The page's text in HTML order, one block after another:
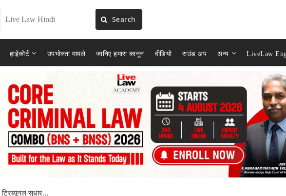
Search
हाईकोर्ट उपभोक्ता मामले जानिए हमारा कानून वीडियो राउंड अप अन्य LiveLaw
ट्रिब्यूनल सुधार...